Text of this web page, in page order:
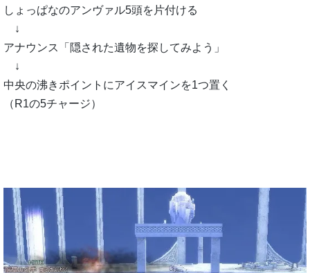
しょっぱなのアンヴァル5頭を片付ける
↓
アナウンス「隠された遺物を探してみよう」
↓
中央の沸きポイントにアイスマインを1つ置く
（R1の5チャージ）